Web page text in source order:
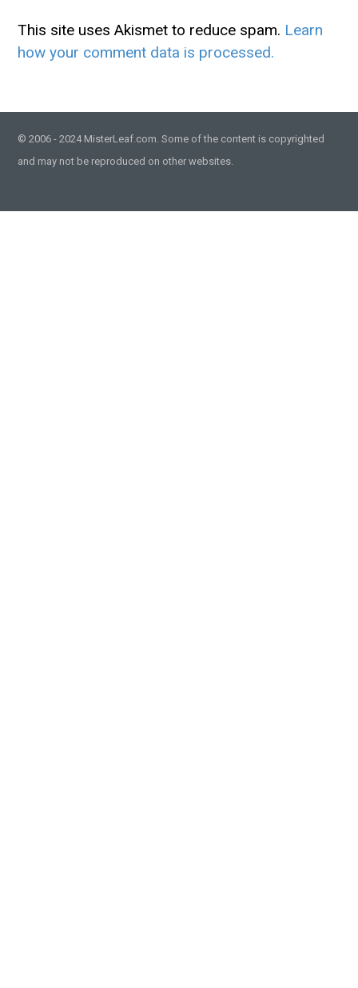
This site uses Akismet to reduce spam. Learn
how your comment data is processed.
© 2006 - 2024 MisterLeaf.com. Some of the content is copyrighted
and may not be reproduced on other websites.